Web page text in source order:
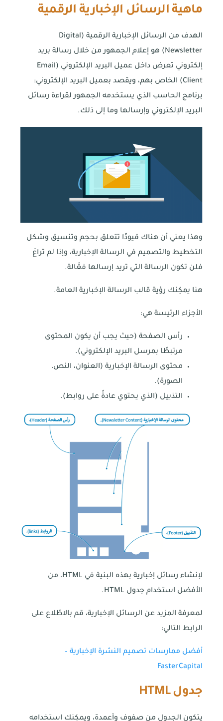
ماهية الرسائل الإخبارية الرقمية
الهدف من الرسائل الإخبارية الرقمية (Digital
Newsletter) هو إعلام الجمهور من خلال رسالة بريد
إلكتروني تعرض داخل عميل البريد الإلكتروني (Email
Client) الخاص بهم، ويقصد بعميل البريد الإلكتروني:
برنامج الحاسب الذي يستخدمه الجمهور لقراءة رسائل
البريد الإلكتروني وإرسالها وما إلى ذلك.
وهذا يعني أن هناك قيودًا تتعلق بحجم وتنسيق وشكل
التخطيط والتصميم في الرسالة الإخبارية، وإذا لم تراعَ
فلن تكون الرسالة التي تريد إرسالها فعَّالة.
هنا يمكِنك رؤية قالب الرسالة الإخبارية العامة.
الأجزاء الرئيسة هي:
رأس الصفحة (حيث يجب أن يكون المحتوى
مرتبطًا بمرسل البريد الإلكتروني).
محتوى الرسالة الإخبارية (العنوان، النص،
الصورة).
التذييل (الذي يحتوي عادةً على روابط).
لإنشاء رسائل إخبارية بهذه البنية في HTML، من
الأفضل استخدام جدول HTML.
لمعرفة المزيد عن الرسائل الإخبارية، قم بالاطّلاع على
الرابط التالي:
أفضل ممارسات تصميم النشرة الإخبارية –
FasterCapital
جدولHTML
يتكون الجدول من صفوف وأعمدة، ويمكِنك استخدامه